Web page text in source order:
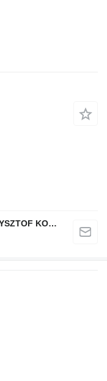
AUTO-HANDEL IMPORT EXPORT KRZYSZTOF KONEFAŁ